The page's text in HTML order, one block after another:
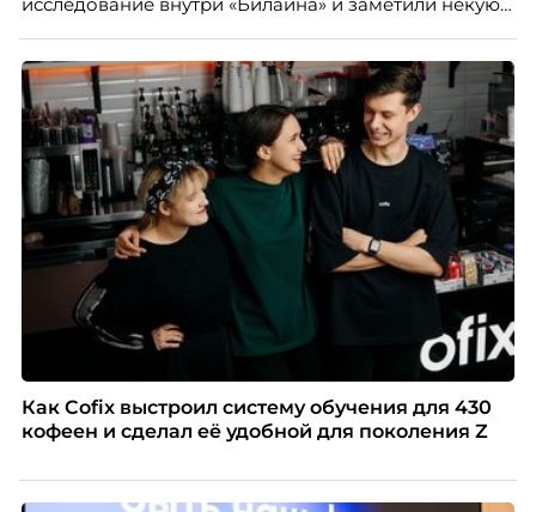
благодарности и публичного признания.
Как Cofix выстроил систему обучения для 430
кофеен и сделал её удобной для поколения Z